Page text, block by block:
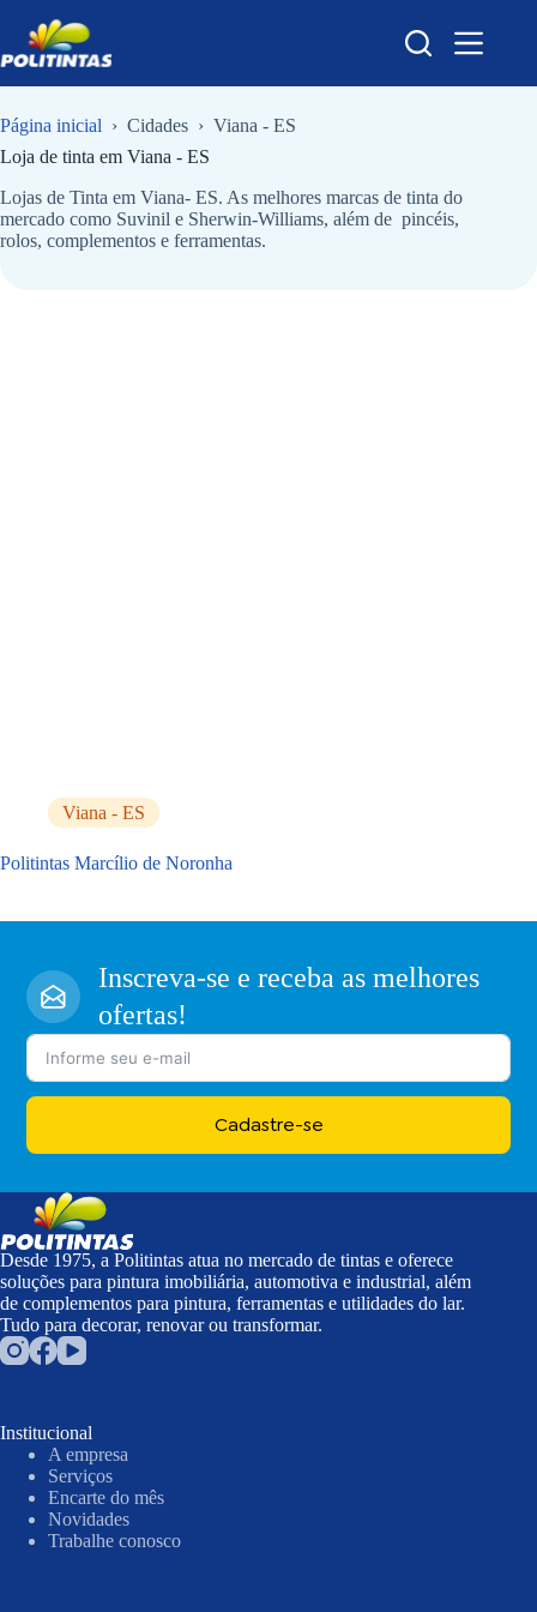
para
o
conteúdo
Página inicial › Cidades › Viana - ES
Loja de tinta em Viana - ES
Lojas de Tinta em Viana- ES. As melhores marcas de tinta do
mercado como Suvinil e Sherwin-Williams, além de pincéis,
rolos, complementos e ferramentas.
Viana - ES
Politintas Marcílio de Noronha
Inscreva-se e receba as melhores
ofertas!
Cadastre-se
Desde 1975, a Politintas atua no mercado de tintas e oferece
soluções para pintura imobiliária, automotiva e industrial, além
de complementos para pintura, ferramentas e utilidades do lar.
Tudo para decorar, renovar ou transformar.
Institucional
A empresa
Serviços
Encarte do mês
Novidades
Trabalhe conosco